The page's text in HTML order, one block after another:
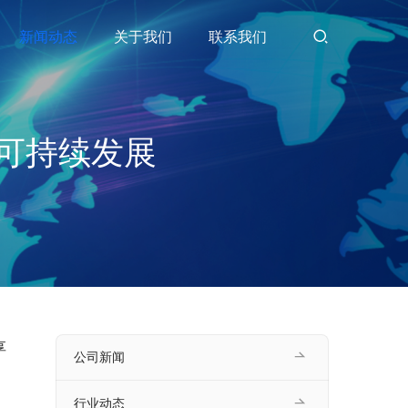
新闻动态 关于我们 联系我们
持续发展
公司新闻
行业动态